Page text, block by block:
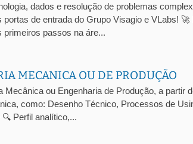
dados e resolução de problemas
de entrada do Grupo Visagio e VLabs!
primeiros passos na áre...
MECANICA OU DE PRODUÇÃO
Mecânica ou Engenharia de Produção, a partir
como: Desenho Técnico, Processos de
Perfil analítico,...